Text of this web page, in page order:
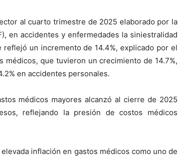
al cuarto trimestre de 2025 elaborado por la
en accidentes y enfermedades la siniestralidad
un incremento de 14.4%, explicado por el
que tuvieron un crecimiento de 14.7%,
en accidentes personales.
médicos mayores alcanzó al cierre de 2025
reflejando la presión de costos médicos
inflación en gastos médicos como uno de